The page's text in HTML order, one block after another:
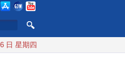
配合漢光 總統賴清德親登雲豹
日 星期四